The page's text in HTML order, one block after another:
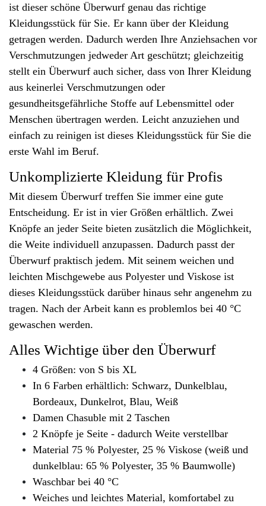
ist dieser schöne Überwurf genau das richtige
Kleidungsstück für Sie. Er kann über der Kleidung
getragen werden. Dadurch werden Ihre Anziehsachen vor
Verschmutzungen jedweder Art geschützt; gleichzeitig
stellt ein Überwurf auch sicher, dass von Ihrer Kleidung
aus keinerlei Verschmutzungen oder
gesundheitsgefährliche Stoffe auf Lebensmittel oder
Menschen übertragen werden. Leicht anzuziehen und
einfach zu reinigen ist dieses Kleidungsstück für Sie die
erste Wahl im Beruf.
Unkomplizierte Kleidung für Profis
Mit diesem Überwurf treffen Sie immer eine gute
Entscheidung. Er ist in vier Größen erhältlich. Zwei
Knöpfe an jeder Seite bieten zusätzlich die Möglichkeit,
die Weite individuell anzupassen. Dadurch passt der
Überwurf praktisch jedem. Mit seinem weichen und
leichten Mischgewebe aus Polyester und Viskose ist
dieses Kleidungsstück darüber hinaus sehr angenehm zu
tragen. Nach der Arbeit kann es problemlos bei 40 °C
gewaschen werden.
Alles Wichtige über den Überwurf
4 Größen: von S bis XL
In 6 Farben erhältlich: Schwarz, Dunkelblau,
Bordeaux, Dunkelrot, Blau, Weiß
Damen Chasuble mit 2 Taschen
2 Knöpfe je Seite - dadurch Weite verstellbar
Material 75 % Polyester, 25 % Viskose (weiß und
dunkelblau: 65 % Polyester, 35 % Baumwolle)
Waschbar bei 40 °C
Weiches und leichtes Material, komfortabel zu